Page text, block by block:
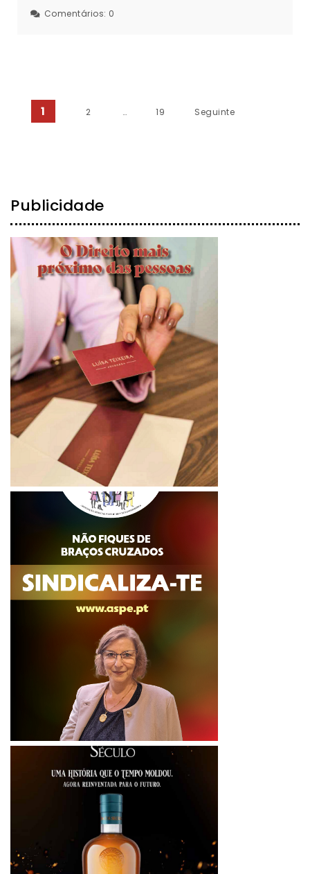
Comentários: 0
Paginação dos conteúdos
1 2 … 19 Seguinte
Publicidade